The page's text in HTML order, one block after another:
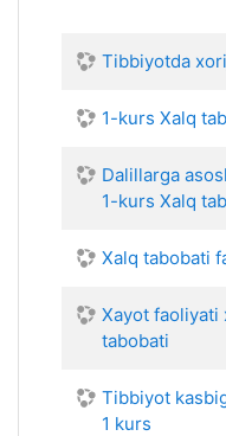
Tibbiyotda
1-kurs Xalq
Dalillarga
1-kurs Xalq
Xalq tabobati
Xayot faoliyati
tabobati
Tibbiyot
1 kurs